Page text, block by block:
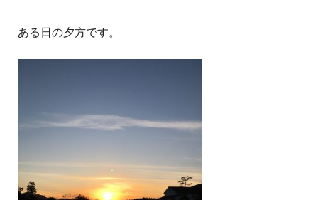
ある日の夕方です。